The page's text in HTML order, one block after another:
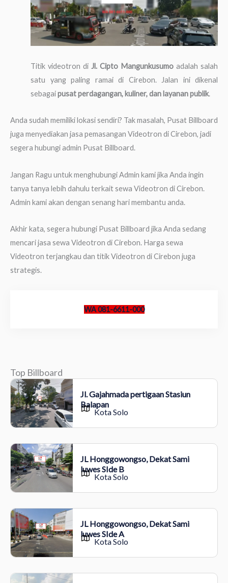
Titik videotron di Jl. Cipto Mangunkusumo adalah salah
satu yang paling ramai di Cirebon. Jalan ini dikenal
sebagaipusat perdagangan, kuliner, dan layanan publik.
Anda sudah memiliki lokasi sendiri? Tak masalah, Pusat Billboard
juga menyediakan jasa pemasangan Videotron di Cirebon, jadi
segera hubungi admin Pusat Billboard.
Jangan Ragu untuk menghubungi Admin kami jika Anda ingin
tanya tanya lebih dahulu terkait sewa Videotron di Cirebon.
Admin kami akan dengan senang hari membantu anda.
Akhir kata, segera hubungi Pusat Billboard jika Anda sedang
mencari jasa sewa Videotron di Cirebon. Harga sewa
Videotron terjangkau dan titik Videotron di Cirebon juga
strategis.
WA 081-6611-000
Top Billboard
Jl. Gajahmada pertigaan Stasiun
Balapan
Kota Solo
JL Honggowongso, Dekat Sami
luwes SIde B
Kota Solo
JL Honggowongso, Dekat Sami
luwes SIde A
Kota Solo